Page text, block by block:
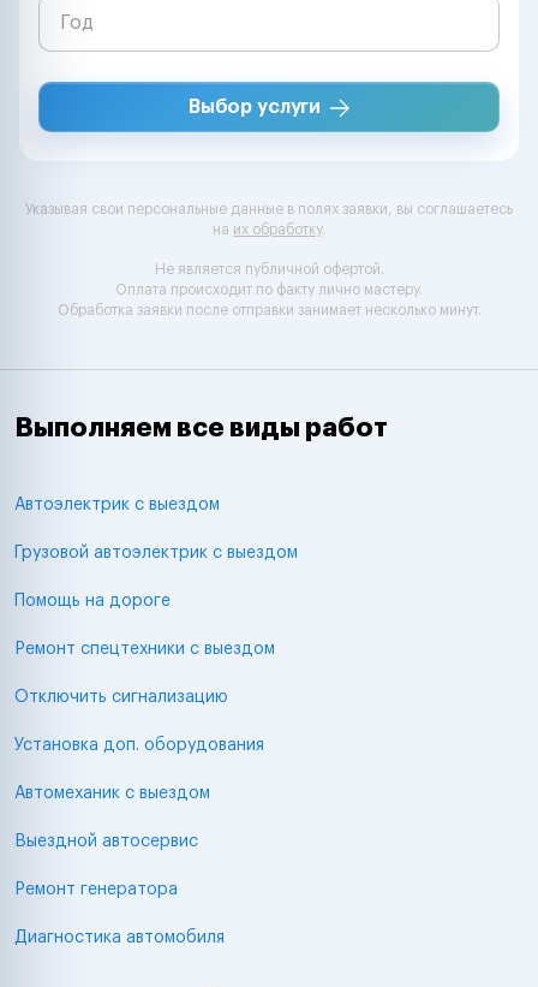
Выбор услуги
Указывая свои персональные данные в полях заявки, вы соглашаетесь
на их обработку.
Не является публичной офертой.
Оплата происходит по факту лично мастеру.
Обработка заявки после отправки занимает несколько минут.
Выполняем все виды работ
Автоэлектрик с выездом
Грузовой автоэлектрик с выездом
Помощь на дороге
Ремонт спецтехники с выездом
Отключить сигнализацию
Установка доп. оборудования
Автомеханик с выездом
Выездной автосервис
Ремонт генератора
Диагностика автомобиля